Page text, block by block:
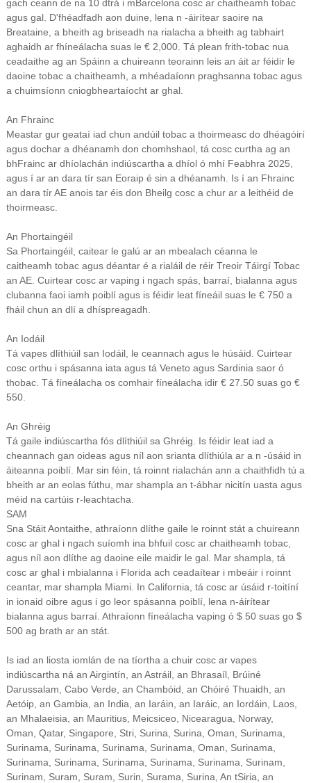
gach ceann de na 10 dtrá i mBarcelona cosc ar chaitheamh tobac
agus gal. D'fhéadfadh aon duine, lena n -áirítear saoire na
Breataine, a bheith ag briseadh na rialacha a bheith ag tabhairt
aghaidh ar fhíneálacha suas le € 2,000. Tá plean frith-tobac nua
ceadaithe ag an Spáinn a chuireann teorainn leis an áit ar féidir le
daoine tobac a chaitheamh, a mhéadaíonn praghsanna tobac agus
a chuimsíonn cniogbheartaíocht ar ghal.
An Fhrainc
Meastar gur geataí iad chun andúil tobac a thoirmeasc do dhéagóirí
agus dochar a dhéanamh don chomhshaol, tá cosc curtha ag an
bhFrainc ar dhíolachán indiúscartha a dhíol ó mhí Feabhra 2025,
agus í ar an dara tír san Eoraip é sin a dhéanamh. Is í an Fhrainc
an dara tír AE anois tar éis don Bheilg cosc a chur ar a leithéid de
thoirmeasc.
An Phortaingéil
Sa Phortaingéil, caitear le galú ar an mbealach céanna le
caitheamh tobac agus déantar é a rialáil de réir Treoir Táirgí Tobac
an AE. Cuirtear cosc ar vaping i ngach spás, barraí, bialanna agus
clubanna faoi iamh poiblí agus is féidir leat fíneáil suas le € 750 a
fháil chun an dlí a dhíspreagadh.
An Iodáil
Tá vapes dlíthiúil san Iodáil, le ceannach agus le húsáid. Cuirtear
cosc orthu i spásanna iata agus tá Veneto agus Sardinia saor ó
thobac. Tá fíneálacha os comhair fíneálacha idir € 27.50 suas go €
550.
An Ghréig
Tá gaile indiúscartha fós dlíthiúil sa Ghréig. Is féidir leat iad a
cheannach gan oideas agus níl aon srianta dlíthiúla ar a n -úsáid in
áiteanna poiblí. Mar sin féin, tá roinnt rialachán ann a chaithfidh tú a
bheith ar an eolas fúthu, mar shampla an t-ábhar nicitín uasta agus
méid na cartúis r-leachtacha.
SAM
Sna Stáit Aontaithe, athraíonn dlíthe gaile le roinnt stát a chuireann
cosc ar ghal i ngach suíomh ina bhfuil cosc ar chaitheamh tobac,
agus níl aon dlíthe ag daoine eile maidir le gal. Mar shampla, tá
cosc ar ghal i mbialanna i Florida ach ceadaítear i mbeáir i roinnt
ceantar, mar shampla Miami. In California, tá cosc ar úsáid r-toitíní
in ionaid oibre agus i go leor spásanna poiblí, lena n-áirítear
bialanna agus barraí. Athraíonn fíneálacha vaping ó $ 50 suas go $
500 ag brath ar an stát.
Is iad an liosta iomlán de na tíortha a chuir cosc ar vapes
indiúscartha ná an Airgintín, an Astráil, an Bhrasaíl, Brúiné
Darussalam, Cabo Verde, an Chambóid, an Chóiré Thuaidh, an
Aetóip, an Gambia, an India, an Iaráin, an Iaráic, an Iordáin, Laos,
an Mhalaeisia, an Mauritius, Meicsiceo, Nicearagua, Norway,
Oman, Qatar, Singapore, Stri, Surina, Surina, Oman, Surinama,
Surinama, Surinama, Surinama, Surinama, Oman, Surinama,
Surinama, Surinama, Surinama, Surinama, Surinama, Surinam,
Surinam, Suram, Suram, Surin, Surama, Surina, An tSiria, an